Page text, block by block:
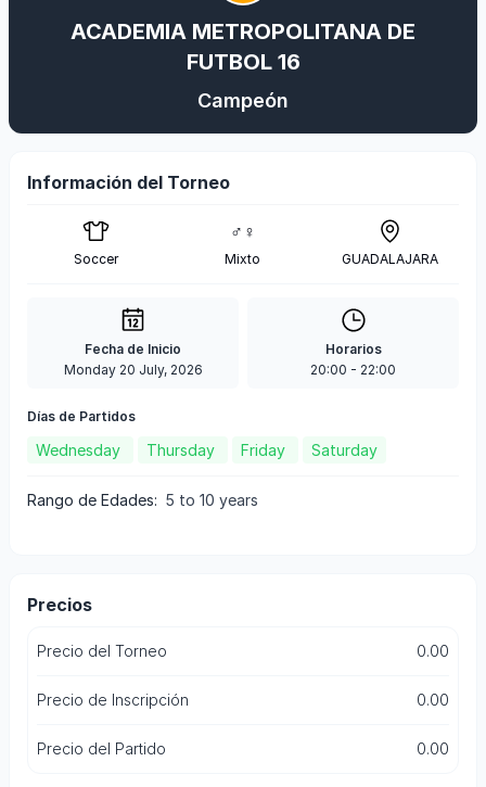
ACADEMIA METROPOLITANA DE
FUTBOL 16
Campeón
Información del Torneo
Soccer
♂♀
Mixto GUADALAJARA
Fecha de Inicio
Monday 20 July, 2026
Horarios
20:00 - 22:00
Días de Partidos
Wednesday Thursday Friday Saturday
Rango de Edades: 5 to 10 years
Precios
Precio del Torneo 0.00
Precio de Inscripción 0.00
Precio del Partido 0.00